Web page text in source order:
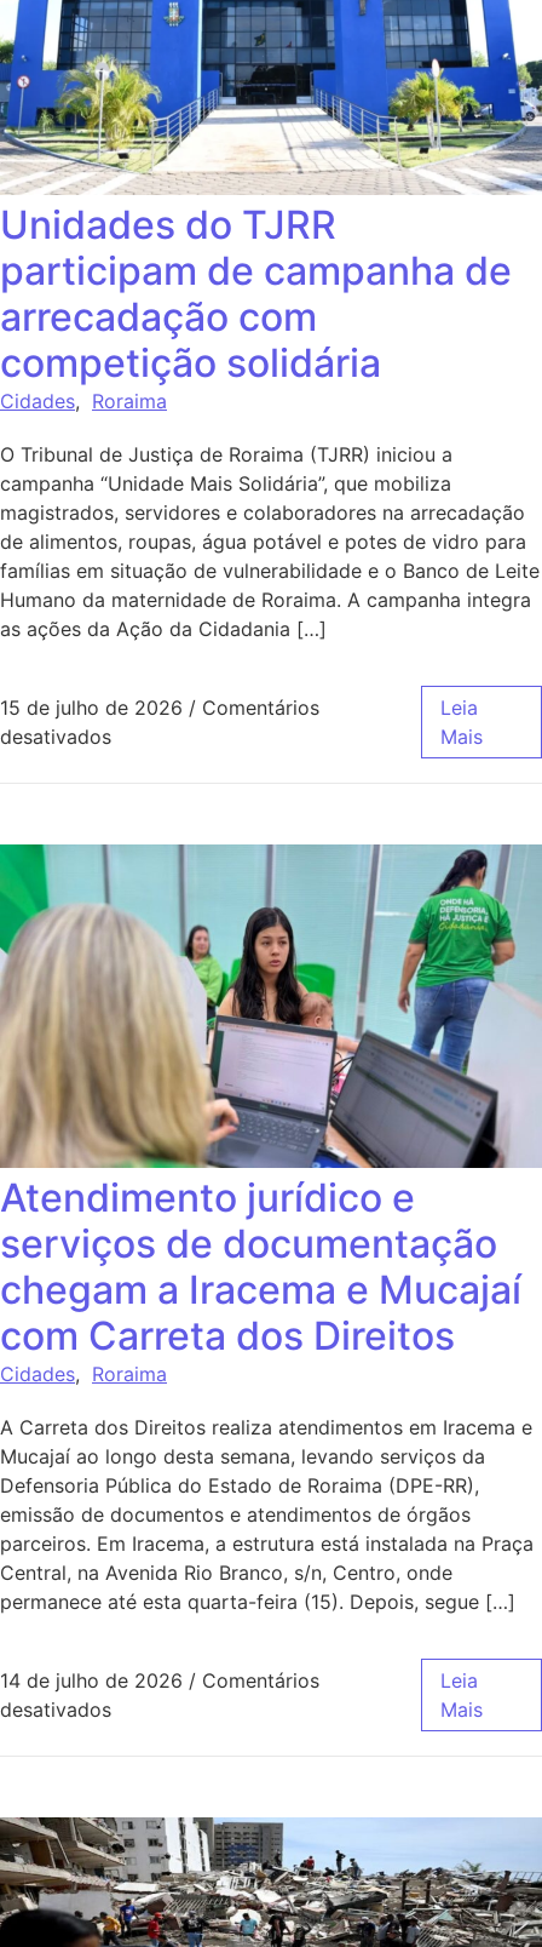
Unidades do TJRR
participam de campanha de
arrecadação com
competição solidária
Cidades, Roraima
O Tribunal de Justiça de Roraima (TJRR) iniciou a
campanha “Unidade Mais Solidária”, que mobiliza
magistrados, servidores e colaboradores na arrecadação
de alimentos, roupas, água potável e potes de vidro para
famílias em situação de vulnerabilidade e o Banco de Leite
Humano da maternidade de Roraima. A campanha integra
as ações da Ação da Cidadania […]
15 de julho de 2026 / Comentários
desativados
Leia
Mais
Atendimento jurídico e
serviços de documentação
chegam a Iracema e Mucajaí
com Carreta dos Direitos
Cidades, Roraima
A Carreta dos Direitos realiza atendimentos em Iracema e
Mucajaí ao longo desta semana, levando serviços da
Defensoria Pública do Estado de Roraima (DPE-RR),
emissão de documentos e atendimentos de órgãos
parceiros. Em Iracema, a estrutura está instalada na Praça
Central, na Avenida Rio Branco, s/n, Centro, onde
permanece até esta quarta-feira (15). Depois, segue […]
14 de julho de 2026 / Comentários
desativados
Leia
Mais